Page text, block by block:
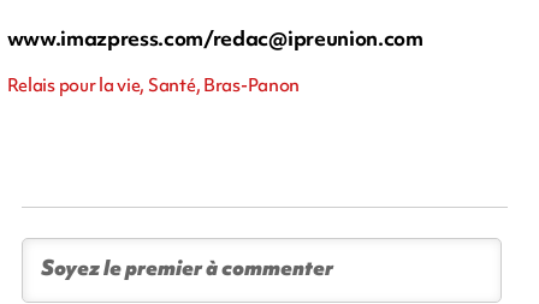
www.imazpress.com/redac@ipreunion.com
Relais pour la vie, Santé, Bras-Panon